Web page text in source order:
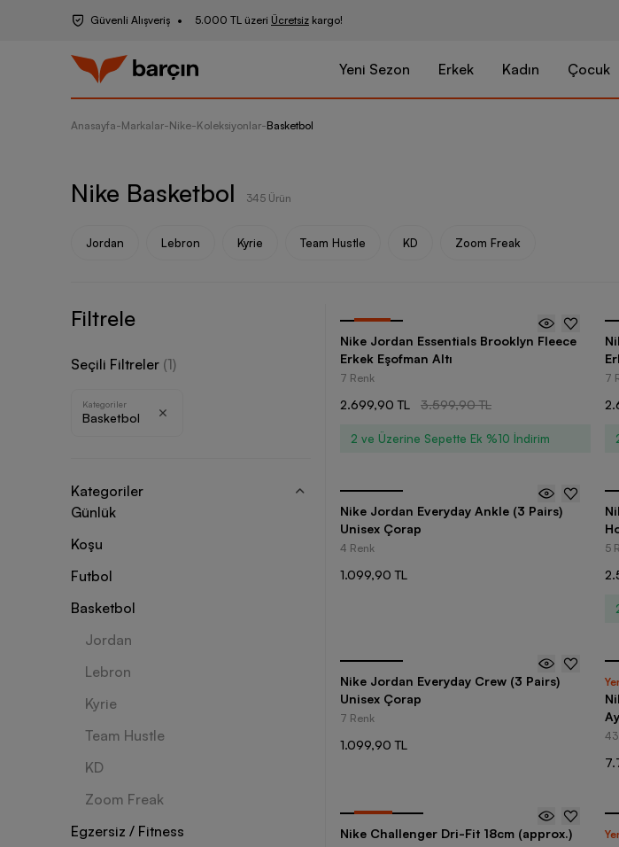
Güvenli Alışveriş 5.000 TL üzeri Ücretsiz kargo!
Yeni Sezon Erkek Kadın Çocuk
Anasayfa-Markalar-Nike-Koleksiyonlar-Basketbol
Nike Basketbol 345 Ürün
Jordan Lebron Kyrie Team Hustle KD Zoom Freak
Filtrele
Seçili Filtreler (1)
Kategoriler
Basketbol
Kategoriler
Günlük
Koşu
Futbol
Basketbol
Jordan
Lebron
Kyrie
Team Hustle
KD
Zoom Freak
Egzersiz / Fitness
Nike Jordan Essentials Brooklyn Fleece
Erkek Eşofman Altı
7 Renk
2.699,90 TL 3.599,90 TL
2 ve Üzerine Sepette Ek %10 İndirim
7
Nike Jordan Everyday Ankle (3 Pairs)
Unisex Çorap
4 Renk
1.099,90 TL
5
Nike Jordan Everyday Crew (3 Pairs)
Unisex Çorap
7 Renk
1.099,90 TL
43
Nike Challenger Dri-Fit 18cm (approx.)